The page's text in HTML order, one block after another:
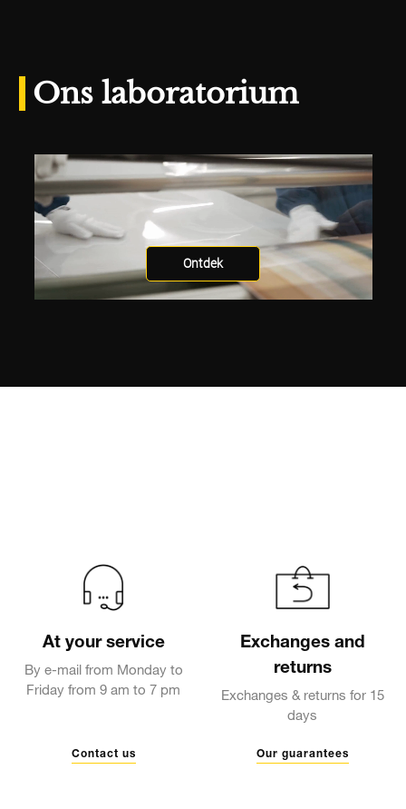
Ons laboratorium
Ontdek
At your service
By e-mail from Monday to
Friday from 9 am to 7 pm
Contact us
Exchanges and
returns
Exchanges & returns for 15
days
Our guarantees